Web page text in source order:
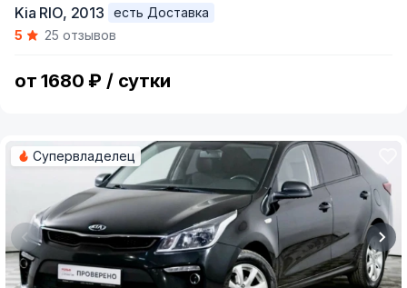
of
Kia RIO, 2013
есть Доставка
5
25 отзывов
от 1680 ₽ / сутки
Супервладелец